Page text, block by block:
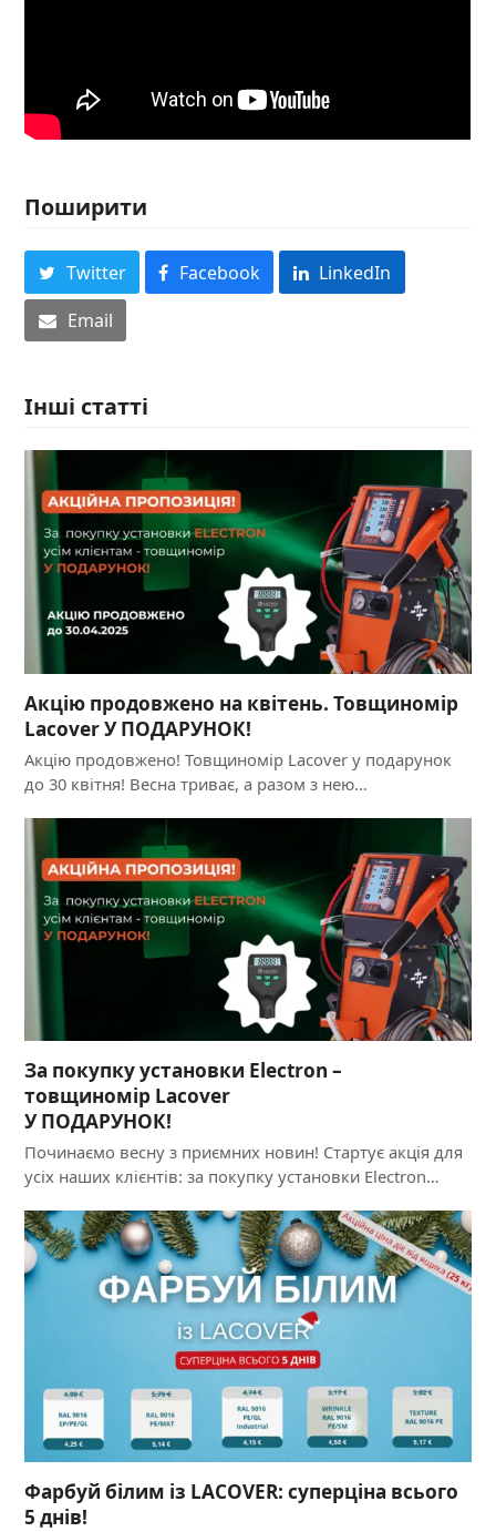
Поширити
Twitter Facebook
LinkedIn
Email
Інші статті
Акцію продовжено на квітень. Товщиномір
Lacover У ПОДАРУНОК!
Акцію продовжено! Товщиномір Lacover у подарунок
до 30 квітня! Весна триває, а разом з нею…
За покупку установки Electron –
товщиномір Lacover
У ПОДАРУНОК!
Починаємо весну з приємних новин! Стартує акція для
усіх наших клієнтів: за покупку установки Electron…
Фарбуй білим із LACOVER: суперціна всього
5 днів!